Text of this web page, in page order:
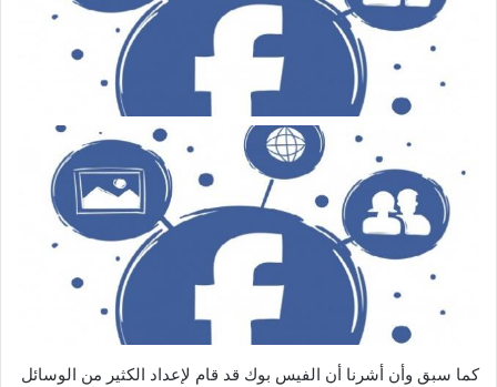
كما سبق وأن أشرنا أن الفيس بوك قد قام لإعداد الكثير من الوسائل